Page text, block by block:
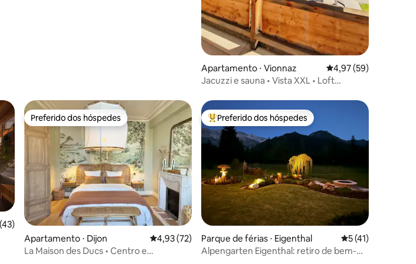
Apartamento ⋅ Vionnaz 4,97 de uma
4,97 (59)
Jacuzzi e sauna • Vista XXL • Loft
uma avaliação média de 5, 43 avaliações
Preferido dos hóspedes
Preferido dos hóspedes
Apartamento ⋅ Dijon 4,93 de uma avaliação média de 5, 72 avaliações
4,93 (72)
La Maison des Ducs • Centro e
Entre os melhores preferidos dos hóspedes
Preferido dos hóspedes
Parque de férias ⋅ Eigenthal 5 de uma
5 (41)
Alpengarten Eigenthal: retiro de bem-